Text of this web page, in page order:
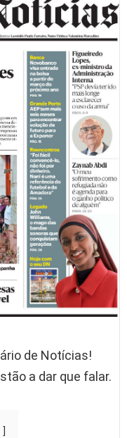
de Notícias!
a dar que falar.